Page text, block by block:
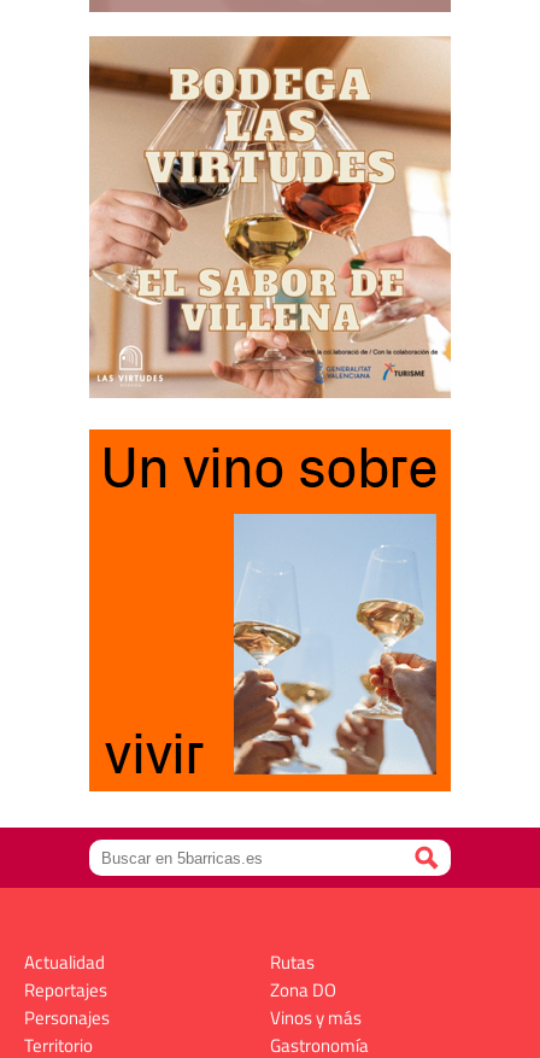
Actualidad
Reportajes
Personajes
Territorio
Rutas
Zona DO
Vinos y más
Gastronomía